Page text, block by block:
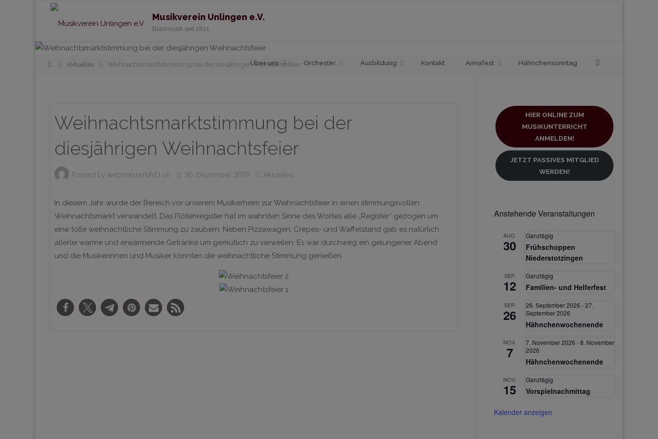
Musikverein Unlingen e.V.
Blasmusik seit 1811
Über uns Orchester Ausbildung Kontakt Annafest Hähnchensonntag
HomeAktuelles Weihnachtsmarktstimmung bei der diesjährigen Weihnachtsfeier
Weihnachtsmarktstimmung bei der
diesjährigen Weihnachtsfeier
Posted by webmasterMVU on 30. Dezember 2019 Aktuelles
In diesem Jahr wurde der Bereich vor unserem Musikerheim zur Weihnachtsfeier in einen stimmungsvollen
Weihnachtsmarkt verwandelt. Das Flötenregister hat im wahrsten Sinne des Wortes alle „Register“ gezogen um
eine tolle weihnachtliche Stimmung zu zaubern. Neben Pizzawagen, Crèpes- und Waffelstand gab es natürlich
allerlei warme und erwärmende Getränke um gemütlich zu verweilen. Es war durchweg ein gelungener Abend
und die Musikerinnen und Musiker könnten die weihnachtliche Stimmung genießen.
HIER ONLINE ZUM
MUSIKUNTERRICHT
ANMELDEN!
JETZT PASSIVES MITGLIED
WERDEN!
Anstehende Veranstaltungen
AUG.
30
Ganztägig
Frühschoppen
Niederstotzingen
SEP.
12
Ganztägig
Familien- und Helferfest
SEP.
26
26. September 2026 -27.
September 2026
Hähnchenwochenende
NOV.
7
7. November 2026 -8. November
2026
Hähnchenwochenende
NOV.
15
Ganztägig
Vorspielnachmittag
Kalender anzeigen